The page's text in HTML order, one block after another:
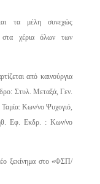
τα μέλη συνεχώς
στα χέρια όλων των
από καινούργια
Στυλ. Μεταξά, Γεν.
Κων/νο Ψυχογιό,
Εφ. Εκδρ. : Κων/νο
ξεκίνημα στο «ΦΣΠ/